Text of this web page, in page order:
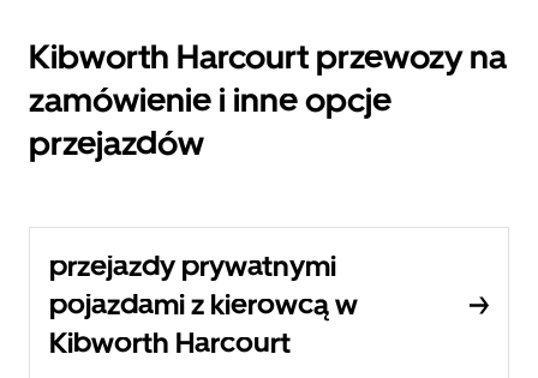
Kibworth Harcourt przewozy na
zamówienie i inne opcje
przejazdów
przejazdy prywatnymi
pojazdami z kierowcą w
Kibworth Harcourt